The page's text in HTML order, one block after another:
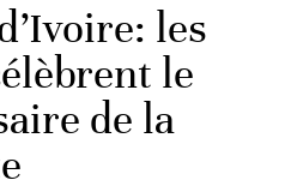
les
le
de la